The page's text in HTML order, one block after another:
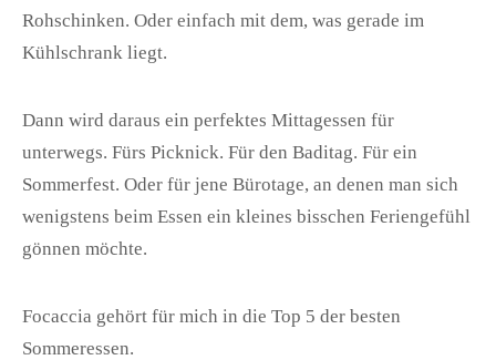
Rohschinken. Oder einfach mit dem, was gerade im
Kühlschrank liegt.
Dann wird daraus ein perfektes Mittagessen für
unterwegs. Fürs Picknick. Für den Baditag. Für ein
Sommerfest. Oder für jene Bürotage, an denen man sich
wenigstens beim Essen ein kleines bisschen Feriengefühl
gönnen möchte.
Focaccia gehört für mich in die Top 5 der besten
Sommeressen.